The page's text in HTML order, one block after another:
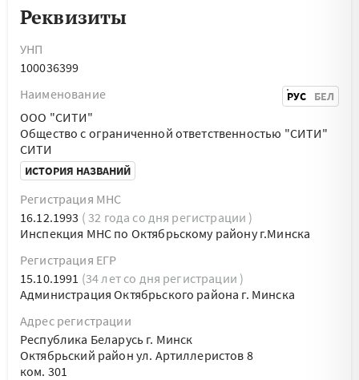
Реквизиты
УНП
100036399
Наименование
РУС БЕЛ
ООО "СИТИ"
Общество с ограниченной ответственностью "СИТИ"
СИТИ
ИСТОРИЯ НАЗВАНИЙ
Регистрация МНС
16.12.1993 ( 32 года со дня регистрации )
Инспекция МНС по Октябрьскому району г.Минска
Регистрация ЕГР
15.10.1991 (34 лет со дня регистрации )
Администрация Октябрьского района г. Минска
Адрес регистрации
Республика Беларусь г. Минск
Октябрьский район ул. Артиллеристов 8
ком. 301